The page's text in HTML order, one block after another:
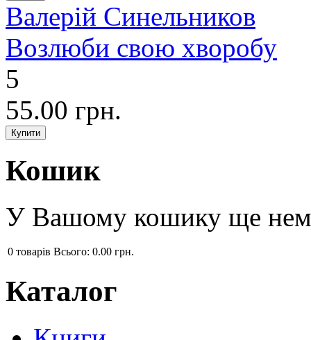
Валерій Синельников
Возлюби свою хворобу
5
55.00 грн.
Кошик
У Вашому кошику ще
0 товарів Всього: 0.00 грн.
Каталог